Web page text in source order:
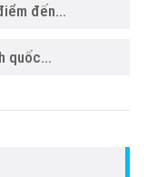
đến...
quốc...